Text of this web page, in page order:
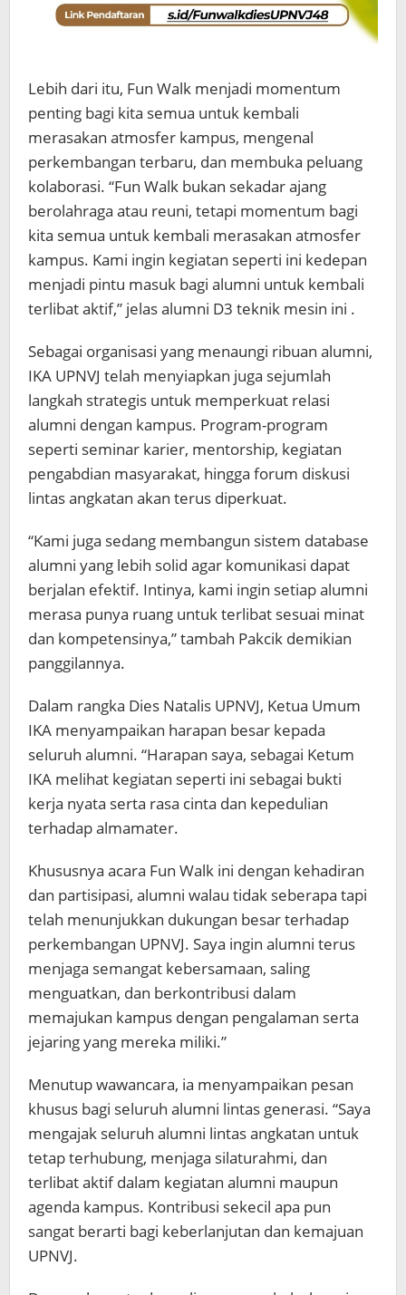
Lebih dari itu, Fun Walk menjadi momentum
penting bagi kita semua untuk kembali
merasakan atmosfer kampus, mengenal
perkembangan terbaru, dan membuka peluang
kolaborasi. “Fun Walk bukan sekadar ajang
berolahraga atau reuni, tetapi momentum bagi
kita semua untuk kembali merasakan atmosfer
kampus. Kami ingin kegiatan seperti ini kedepan
menjadi pintu masuk bagi alumni untuk kembali
terlibat aktif,” jelas alumni D3 teknik mesin ini .
Sebagai organisasi yang menaungi ribuan alumni,
IKA UPNVJ telah menyiapkan juga sejumlah
langkah strategis untuk memperkuat relasi
alumni dengan kampus. Program-program
seperti seminar karier, mentorship, kegiatan
pengabdian masyarakat, hingga forum diskusi
lintas angkatan akan terus diperkuat.
“Kami juga sedang membangun sistem database
alumni yang lebih solid agar komunikasi dapat
berjalan efektif. Intinya, kami ingin setiap alumni
merasa punya ruang untuk terlibat sesuai minat
dan kompetensinya,” tambah Pakcik demikian
panggilannya.
Dalam rangka Dies Natalis UPNVJ, Ketua Umum
IKA menyampaikan harapan besar kepada
seluruh alumni. “Harapan saya, sebagai Ketum
IKA melihat kegiatan seperti ini sebagai bukti
kerja nyata serta rasa cinta dan kepedulian
terhadap almamater.
Khususnya acara Fun Walk ini dengan kehadiran
dan partisipasi, alumni walau tidak seberapa tapi
telah menunjukkan dukungan besar terhadap
perkembangan UPNVJ. Saya ingin alumni terus
menjaga semangat kebersamaan, saling
menguatkan, dan berkontribusi dalam
memajukan kampus dengan pengalaman serta
jejaring yang mereka miliki.”
Menutup wawancara, ia menyampaikan pesan
khusus bagi seluruh alumni lintas generasi. “Saya
mengajak seluruh alumni lintas angkatan untuk
tetap terhubung, menjaga silaturahmi, dan
terlibat aktif dalam kegiatan alumni maupun
agenda kampus. Kontribusi sekecil apa pun
sangat berarti bagi keberlanjutan dan kemajuan
UPNVJ.